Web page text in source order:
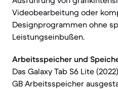
Videobearbeitung oder
Designprogrammen ohne
Leistungseinbußen.
Arbeitsspeicher und
Das Galaxy Tab S6 Lite
GB Arbeitsspeicher